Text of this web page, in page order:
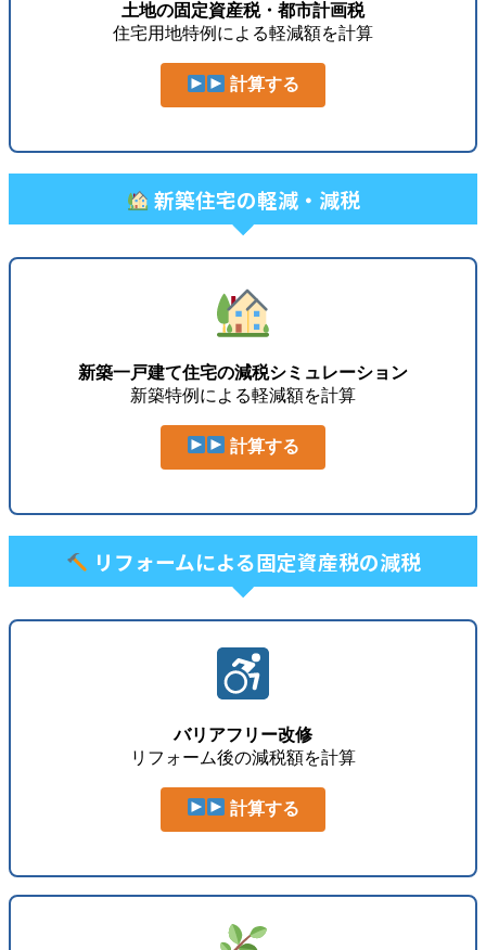
土地の固定資産税・都市計画税
住宅用地特例による軽減額を計算
計算する
新築住宅の軽減・減税
新築一戸建て住宅の減税シミュレーション
新築特例による軽減額を計算
計算する
リフォームによる固定資産税の減税
バリアフリー改修
リフォーム後の減税額を計算
計算する